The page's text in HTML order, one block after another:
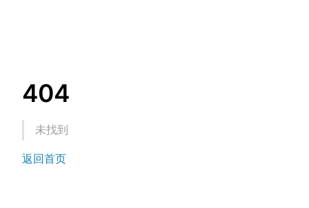
404
未找到
返回首页